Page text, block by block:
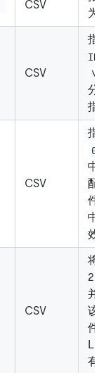
CSV
为
CSV
指
\n
分
指
CSV
指
0
中
配
件
中
效
CSV
将
并
该
件
有